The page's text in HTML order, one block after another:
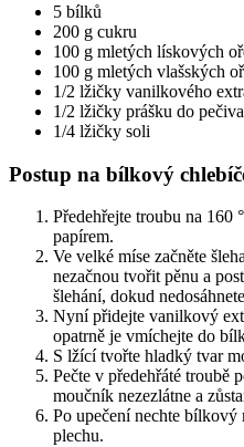
5 bílků
200 g cukru
100 g mletých lískových
100 g mletých vlašských
1/2 lžičky vanilkového
1/2 lžičky prášku do pečiva
1/4 lžičky soli
Postup na bílkový
Předehřejte troubu na 160
papírem.
Ve velké míse začněte
nezačnou tvořit pěnu a
šlehání, dokud
Nyní přidejte vanilkový
opatrně je vmíchejte do
S lžící tvořte hladký tvar
Pečte v předehřáté troubě
moučník nezezlátne a
Po upečení nechte
plechu.